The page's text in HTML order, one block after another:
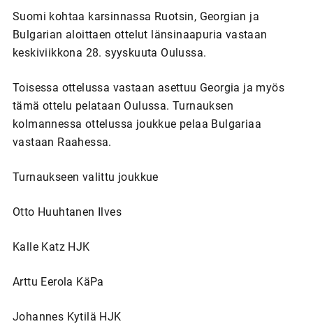
Suomi kohtaa karsinnassa Ruotsin, Georgian ja
Bulgarian aloittaen ottelut länsinaapuria vastaan
keskiviikkona 28. syyskuuta Oulussa.
Toisessa ottelussa vastaan asettuu Georgia ja myös
tämä ottelu pelataan Oulussa. Turnauksen
kolmannessa ottelussa joukkue pelaa Bulgariaa
vastaan Raahessa.
Turnaukseen valittu joukkue
Otto Huuhtanen Ilves
Kalle Katz HJK
Arttu Eerola KäPa
Johannes Kytilä HJK